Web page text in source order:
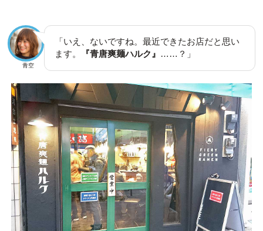
青空
「いえ、ないですね。最近できたお店だと思い
ます。
『青唐爽麺ハルク』 ……？」